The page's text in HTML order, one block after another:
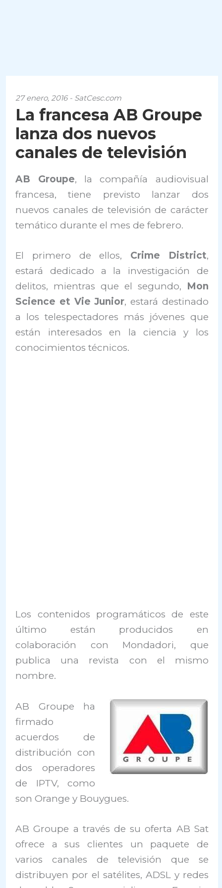
27 enero, 2016 - SatCesc.com
La francesa AB Groupe
lanza dos nuevos
canales de televisión
AB Groupe, la compañía audiovisual
francesa, tiene previsto lanzar dos
nuevos canales de televisión de carácter
temático durante el mes de febrero.
El primero de ellos, Crime District,
estará dedicado a la investigación de
delitos, mientras que el segundo, Mon
Science et Vie Junior, estará destinado
a los telespectadores más jóvenes que
están interesados ​​en la ciencia y los
conocimientos técnicos.
Los contenidos programáticos de este
último están producidos en
colaboración con Mondadori, que
publica una revista con el mismo
nombre.
AB Groupe ha
firmado
acuerdos de
distribución con
dos operadores
de IPTV, como
son Orange y Bouygues.
AB Groupe a través de su oferta AB Sat
ofrece a sus clientes un paquete de
varios canales de televisión que se
distribuyen por el satélites, ADSL y redes